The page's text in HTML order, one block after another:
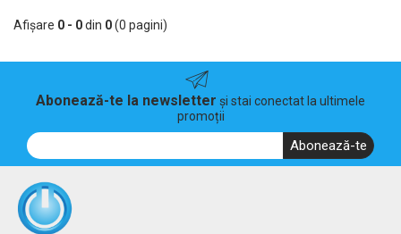
Afişare 0 - 0din 0(0 pagini)
Abonează-te la newsletter și stai conectat la ultimele
promoții
Abonează-te